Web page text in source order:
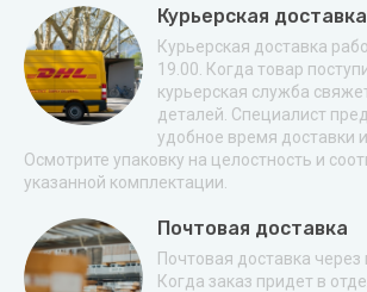
Курьерская доставка
Курьерская доставка
19.00. Когда товар
курьерская служба
деталей. Специалист
удобное время доставки
Осмотрите упаковку на целостность и
указанной комплектации.
Почтовая доставка
Почтовая доставка через
Когда заказ придет в